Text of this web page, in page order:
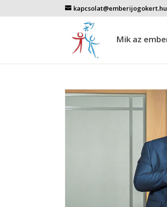
kapcsolat@emberijogokert.hu
Mik az